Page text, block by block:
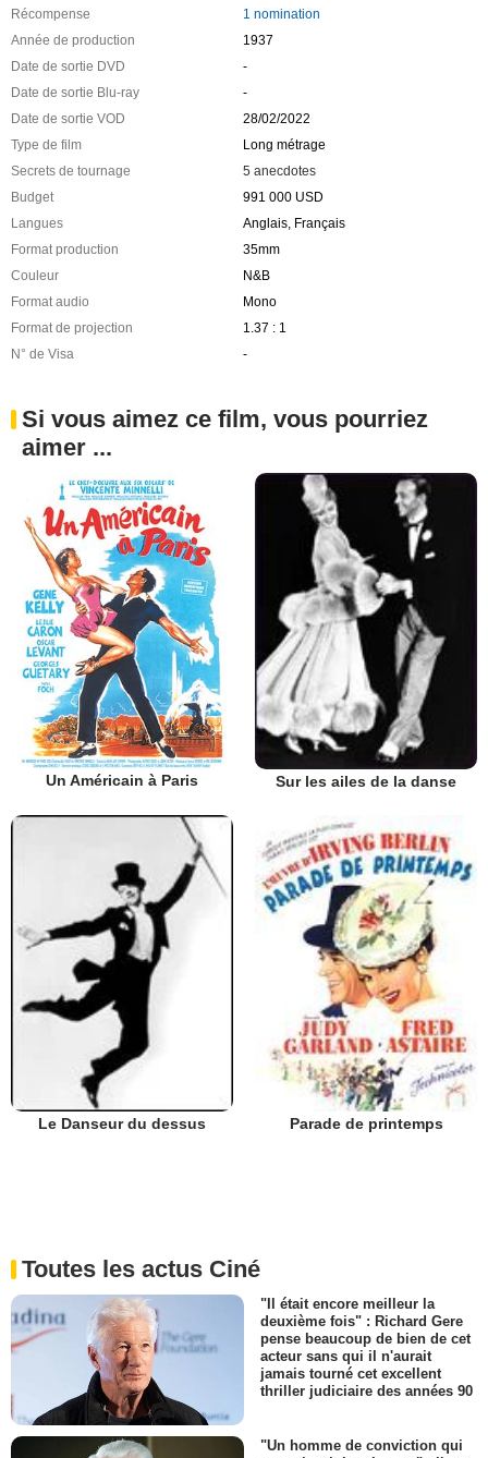
Récompense
1 nomination
Année de production
1937
Date de sortie DVD
-
Date de sortie Blu-ray
-
Date de sortie VOD
28/02/2022
Type de film
Long métrage
Secrets de tournage
5 anecdotes
Budget
991 000 USD
Langues
Anglais, Français
Format production
35mm
Couleur
N&B
Format audio
Mono
Format de projection
1.37 : 1
N° de Visa
-
Si vous aimez ce film, vous pourriez
aimer ...
Un Américain à Paris Sur les ailes de la danse
Le Danseur du dessus Parade de printemps
Toutes les actus Ciné
"Il était encore meilleur la
deuxième fois" : Richard Gere
pense beaucoup de bien de cet
acteur sans qui il n'aurait
jamais tourné cet excellent
thriller judiciaire des années 90
"Un homme de conviction qui